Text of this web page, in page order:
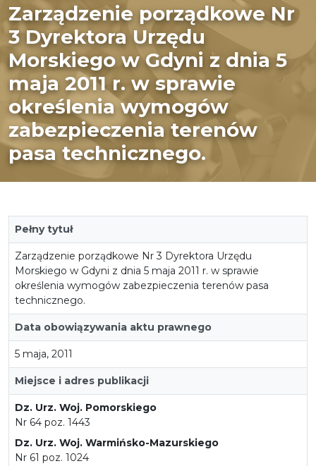
Zarządzenie porządkowe Nr
3 Dyrektora Urzędu
Morskiego w Gdyni z dnia 5
maja 2011 r. w sprawie
określenia wymogów
zabezpieczenia terenów
pasa technicznego.
Pełny tytuł
Zarządzenie porządkowe Nr 3 Dyrektora Urzędu
Morskiego w Gdyni z dnia 5 maja 2011 r. w sprawie
określenia wymogów zabezpieczenia terenów pasa
technicznego.
Data obowiązywania aktu prawnego
5 maja, 2011
Miejsce i adres publikacji
Dz. Urz. Woj. Pomorskiego
Nr 64 poz. 1443
Dz. Urz. Woj. Warmińsko-Mazurskiego
Nr 61 poz. 1024